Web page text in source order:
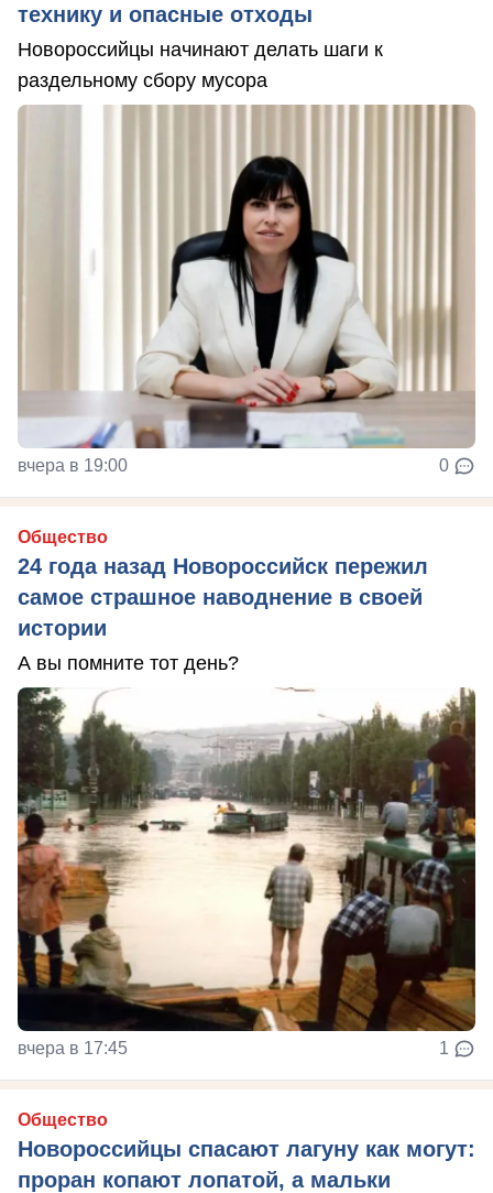
технику и опасные отходы
Новороссийцы начинают делать шаги к
раздельному сбору мусора
вчера в 19:00 0
Общество
24 года назад Новороссийск пережил
самое страшное наводнение в своей
истории
А вы помните тот день?
вчера в 17:45 1
Общество
Новороссийцы спасают лагуну как могут:
проран копают лопатой, а мальки